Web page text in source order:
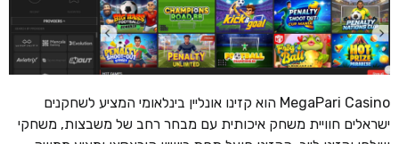
MegaPari Casino הוא קזינו אונליין בינלאומי המציע לשחקנים
ישראלים חוויית משחק איכותית עם מבחר רחב של משבצות, משחקי